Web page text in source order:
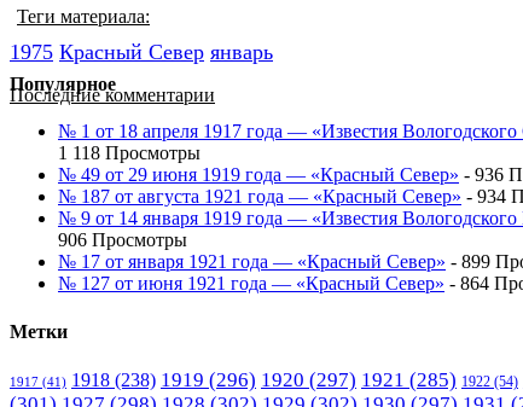
Теги материала:
1975 Красный Cевер январь
Последние комментарии
Популярное
№ 1 от 18 апреля 1917 года — «Известия Вологодского
1 118 Просмотры
№ 49 от 29 июня 1919 года — «Красный Север» - 936
№ 187 от августа 1921 года — «Красный Север» - 934
№ 9 от 14 января 1919 года — «Известия
906 Просмотры
№ 17 от января 1921 года — «Красный Север» - 899
№ 127 от июня 1921 года — «Красный Север» - 864
Метки
1917 (41) 1918 (238) 1919 (296) 1920 (297) 1921 (285) 1922 (54)